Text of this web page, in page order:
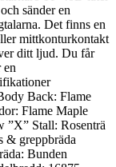
sänder en
Det finns en
mittkonturkontakt
ditt ljud. Du får
en
Back: Flame
Flame Maple
”X” Stall: Rosenträ
& greppbräda
Bunden